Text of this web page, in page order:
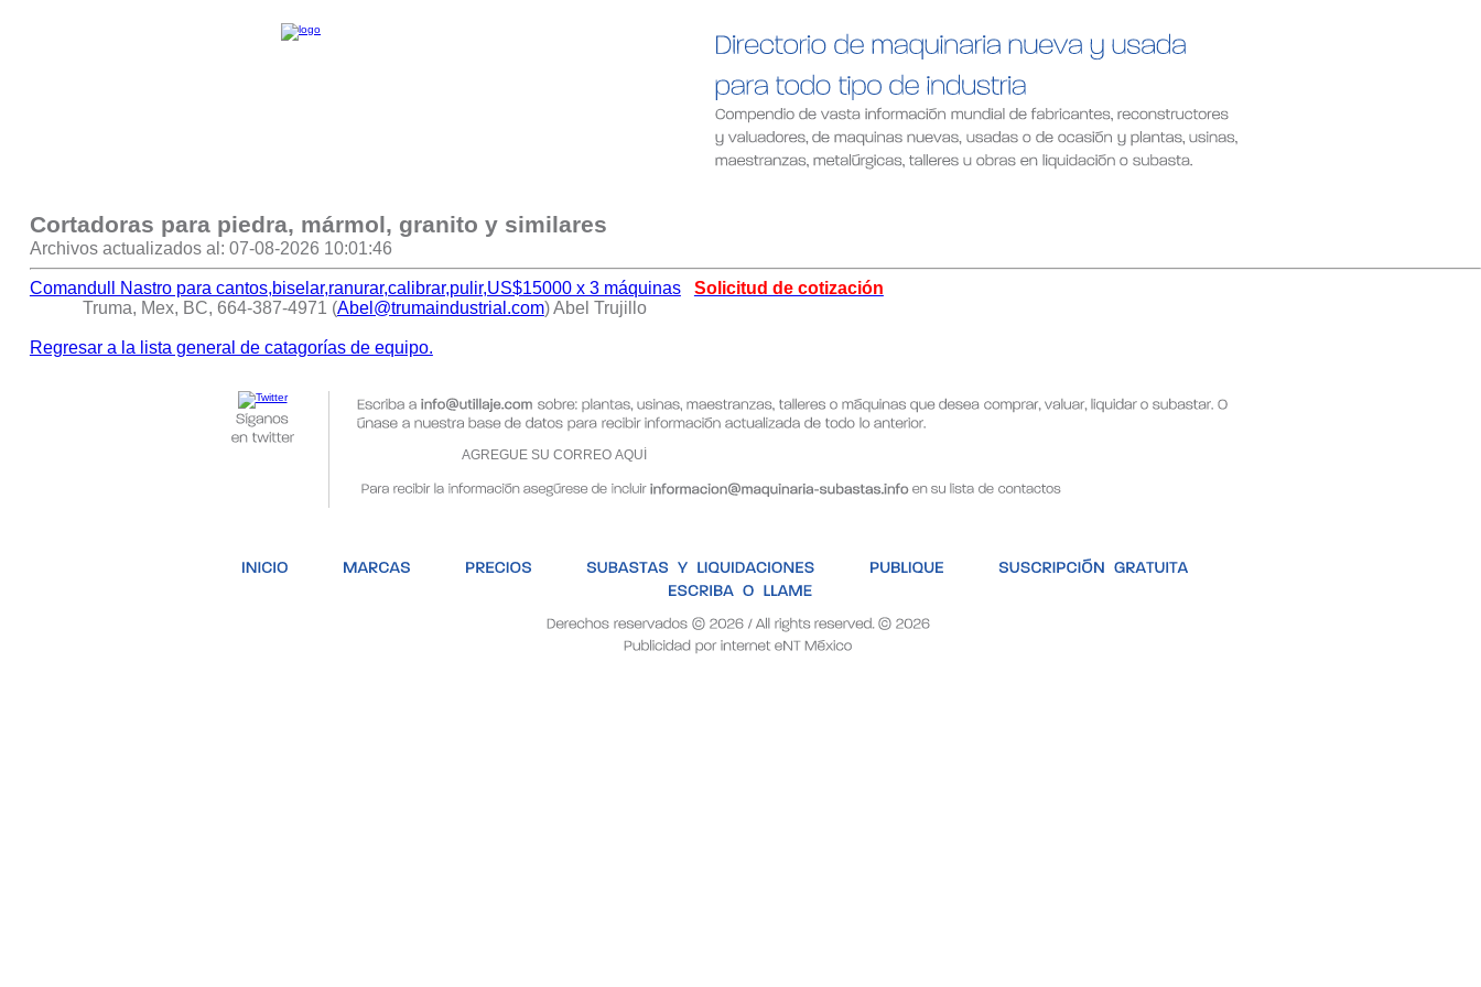
Cortadoras para piedra, mármol, granito y similares
Archivos actualizados al: 07-08-2026 10:01:46
Comandull Nastro para cantos,biselar,ranurar,calibrar,pulir,US$15000 x 3 máquinas
Solicitud de cotización
Truma, Mex, BC, 664-387-4971 (Abel@trumaindustrial.com) Abel Trujillo
Regresar a la lista general de catagorías de equipo.